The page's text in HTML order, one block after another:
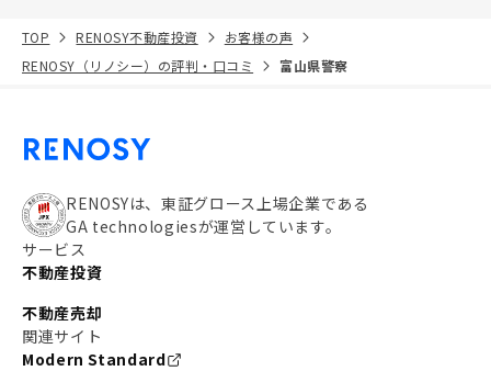
TOP RENOSY不動産投資
お客様の声
RENOSY（リノシー）の評判・口コミ
富山県警察
RENOSYは、東証グロース上場企業である
GA technologiesが運営しています。
サービス
不動産投資
不動産売却
関連サイト
Modern Standard